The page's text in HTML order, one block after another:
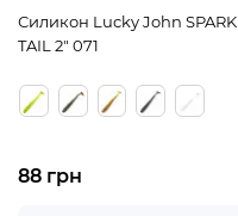
Силикон Lucky John SPARK
TAIL 2" 071
88 грн